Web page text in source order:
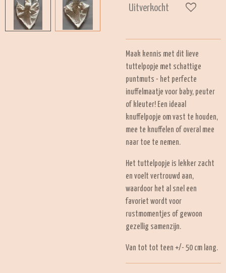
Uitverkocht
Maak kennis met dit lieve
tuttelpopje met schattige
puntmuts - het perfecte
inuffelmaatje voor baby, peuter
of kleuter! Een ideaal
knuffelpopje om vast te houden,
mee te knuffelen of overal mee
naar toe te nemen.
Het tuttelpopje is lekker zacht
en voelt vertrouwd aan,
waardoor het al snel een
favoriet wordt voor
rustmomentjes of gewoon
gezellig samenzijn.
Van tot tot teen +/- 50 cm lang.